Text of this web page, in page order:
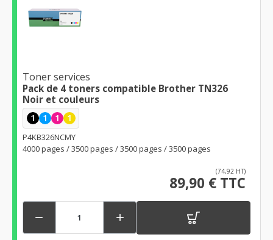
Toner services
Pack de 4 toners compatible Brother TN326
Noir et couleurs
1 1 1 1
P4KB326NCMY
4000 pages / 3500 pages / 3500 pages / 3500 pages
(74,92 HT)
89,90 € TTC
 